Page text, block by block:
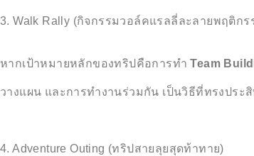
3. Walk Rally (กิจกรรมวอล์คแรลลี่ละลายพฤติกร
หากเป้าหมายหลักของทริปคือการทำTeam
วางแผน และการทำงานร่วมกัน เป็นวิธีที่ทรงประ
4. Adventure Outing (ทริปสายลุยสุดท้าทาย)